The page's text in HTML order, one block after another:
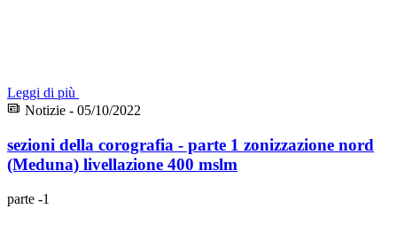
Leggi di più
Notizie - 05/10/2022
sezioni della corografia - parte 1 zonizzazione nord
(Meduna) livellazione 400 mslm
parte -1